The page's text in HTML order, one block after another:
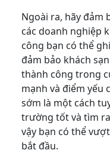
Ngoài ra, hãy đảm
các doanh nghiệp
công bạn có thể
đảm bảo khách
thành công trong
mạnh và điểm yếu
sớm là một cách
trường tốt và tìm
vậy bạn có thể
bắt đầu.